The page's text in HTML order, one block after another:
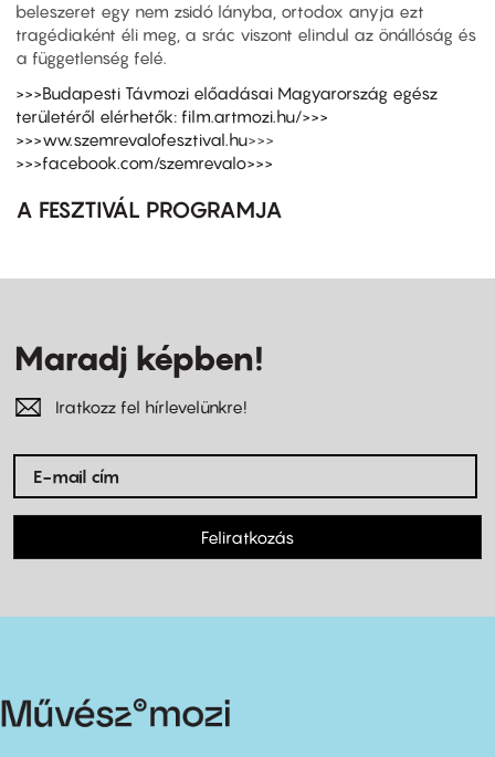
beleszeret egy nem zsidó lányba, ortodox anyja ezt
tragédiaként éli meg, a srác viszont elindul az önállóság és
a függetlenség felé.
>>>Budapesti Távmozi előadásai Magyarország egész
területéről elérhetők: film.artmozi.hu/>>>
>>>ww.szemrevalofesztival.hu>>>
>>>facebook.com/szemrevalo>>>
A FESZTIVÁL PROGRAMJA
Maradj képben!
Iratkozz fel hírlevelünkre!
Feliratkozás